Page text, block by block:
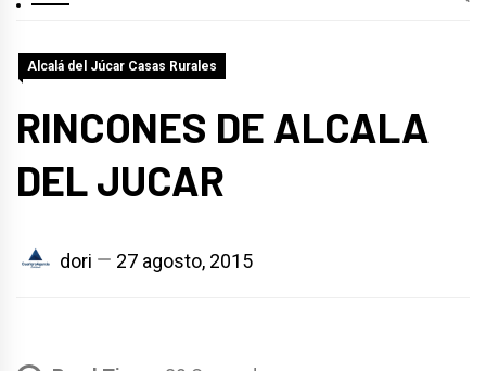
Alcalá del Júcar Casas Rurales
RINCONES DE ALCALA
DEL JUCAR
dori 27 agosto, 2015